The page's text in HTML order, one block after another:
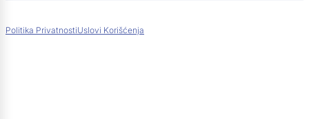
Politika PrivatnostiUslovi Korišćenja